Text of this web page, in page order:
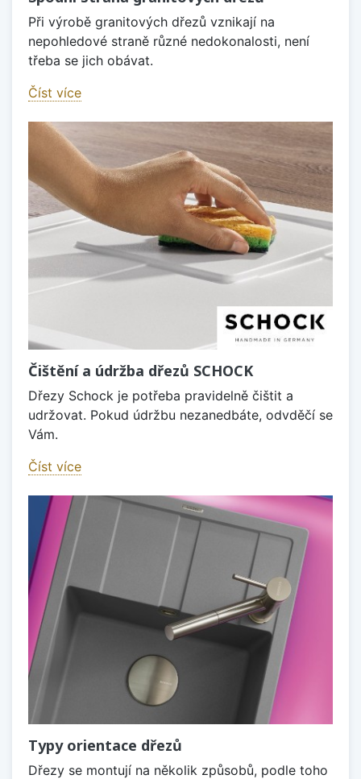
Při výrobě granitových dřezů vznikají na
nepohledové straně různé nedokonalosti, není
třeba se jich obávat.
Číst více
Čištění a údržba dřezů SCHOCK
Dřezy Schock je potřeba pravidelně čištit a
udržovat. Pokud údržbu nezanedbáte, odvděčí se
Vám.
Číst více
Typy orientace dřezů
Dřezy se montují na několik způsobů, podle toho